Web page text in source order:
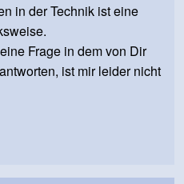
in der Technik ist eine
Frage in dem von Dir
ist mir leider nicht